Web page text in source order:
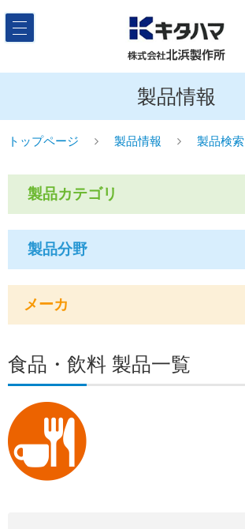
製品情報
トップページ 製品情報 製品検索
製品カテゴリ
製品分野
メーカ
食品・飲料 製品一覧